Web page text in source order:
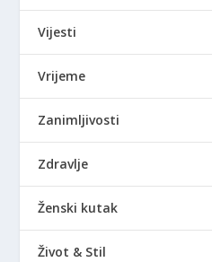
Vijesti
Vrijeme
Zanimljivosti
Zdravlje
Ženski kutak
Život & Stil